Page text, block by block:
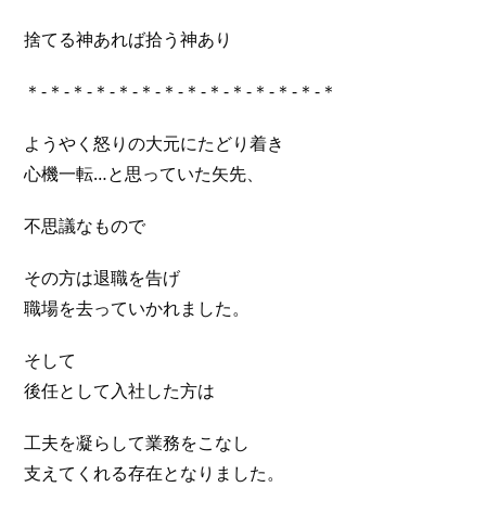
捨てる神あれば拾う神あり
＊-＊-＊-＊-＊-＊-＊-＊-＊-＊-＊-＊-＊-＊
ようやく怒りの大元にたどり着き
心機一転…と思っていた矢先、
不思議なもので
その方は退職を告げ
職場を去っていかれました。
そして
後任として入社した方は
工夫を凝らして業務をこなし
支えてくれる存在となりました。